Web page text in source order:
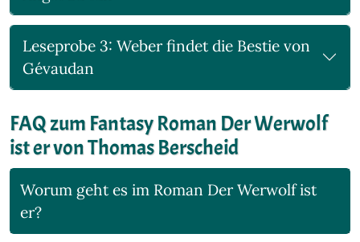
Leseprobe 3: Weber findet die Bestie von
Gévaudan
FAQ zum Fantasy Roman Der Werwolf
ist er von Thomas Berscheid
Worum geht es im Roman Der Werwolf ist
er?